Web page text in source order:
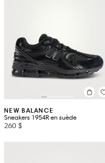
NEW BALANCE
Sneakers 1954R en suède
260 $